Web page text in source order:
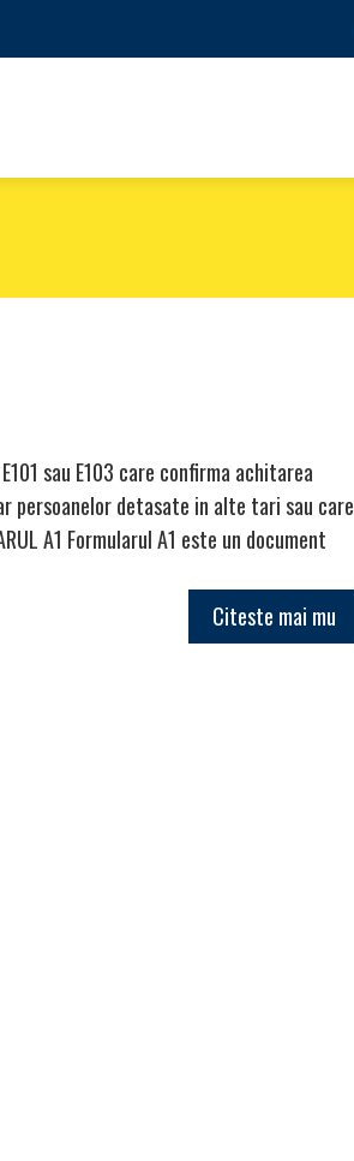
sau E103 care confirma achitarea
persoanelor detasate in alte tari sau care
A1 Formularul A1 este un document
Citeste mai mu